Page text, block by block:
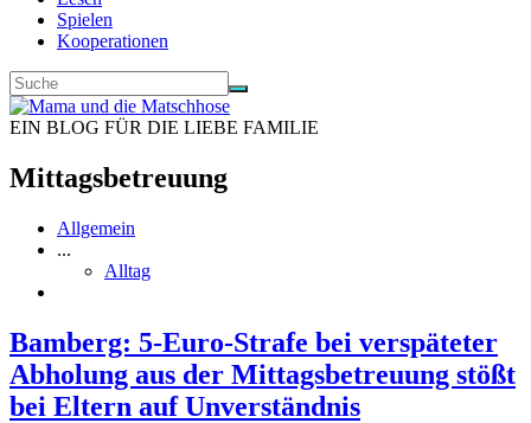
Spielen
Kooperationen
EIN BLOG FÜR DIE LIEBE FAMILIE
Mittagsbetreuung
Allgemein
...
Alltag
Bamberg: 5-Euro-Strafe bei verspäteter
Abholung aus der Mittagsbetreuung stößt
bei Eltern auf Unverständnis